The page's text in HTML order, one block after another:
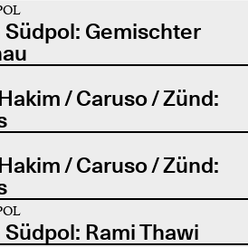
Gemischter
/ Caruso / Zünd:
/ Caruso / Zünd:
Rami Thawi